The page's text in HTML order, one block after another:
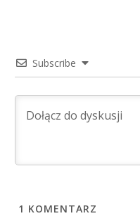
Subscribe
1 KOMENTARZ